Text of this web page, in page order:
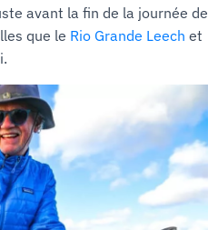
avant la fin de la journée de
que le Rio Grande Leech et